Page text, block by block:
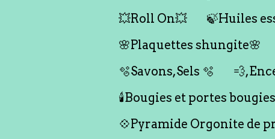
💥Roll On💥
🍃Huiles
🌸Plaquettes shungite🌸
🫧Savons,Sels 🫧
🕯️Bougies et portes
💠Pyramide Orgonite de